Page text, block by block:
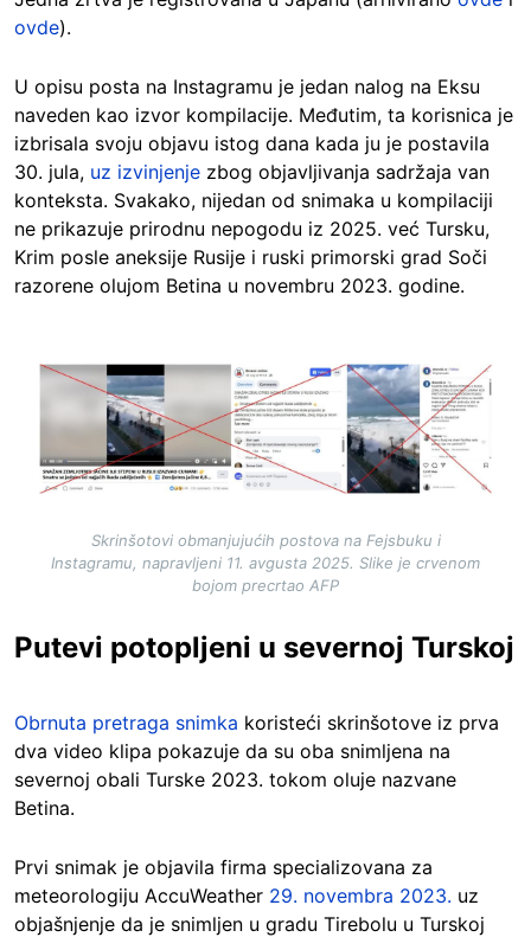
ovde).
U opisu posta na Instagramu je jedan nalog na Eksu
naveden kao izvor kompilacije. Međutim, ta korisnica je
izbrisala svoju objavu istog dana kada ju je postavila
30. jula, uz izvinjenje zbog objavljivanja sadržaja van
konteksta. Svakako, nijedan od snimaka u kompilaciji
ne prikazuje prirodnu nepogodu iz 2025. već Tursku,
Krim posle aneksije Rusije i ruski primorski grad Soči
razorene olujom Betina u novembru 2023. godine.
Image
Skrinšotovi obmanjujućih postova na Fejsbuku i
Instagramu, napravljeni 11. avgusta 2025. Slike je crvenom
bojom precrtao AFP
Putevi potopljeni u severnoj Turskoj
Obrnuta pretraga snimka koristeći skrinšotove iz prva
dva video klipa pokazuje da su oba snimljena na
severnoj obali Turske 2023. tokom oluje nazvane
Betina.
Prvi snimak je objavila firma specializovana za
meteorologiju AccuWeather 29. novembra 2023. uz
objašnjenje da je snimljen u gradu Tirebolu u Turskoj